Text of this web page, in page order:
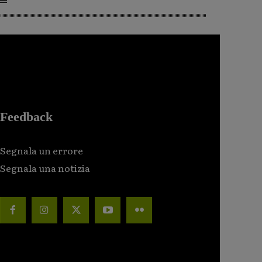
Feedback
Segnala un errore
Segnala una notizia